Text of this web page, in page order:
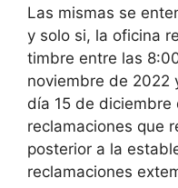
Las mismas se
y solo si, la oficina
timbre entre las
noviembre de 2022
día 15 de
reclamaciones que
posterior a la
reclamaciones